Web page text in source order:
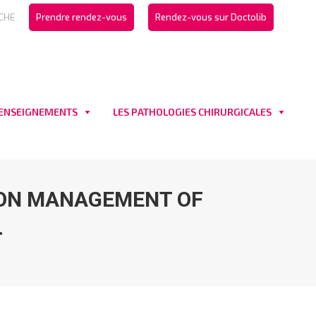
Prendre rendez-vous Rendez-vous sur Doctolib
LES PATHOLOGIES CHIRURGICALES
MANAGEMENT OF